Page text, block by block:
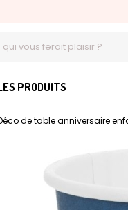
PRODUITS
de table anniversaire